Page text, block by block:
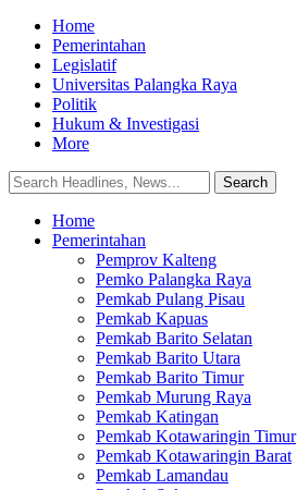
Home
Pemerintahan
Legislatif
Universitas Palangka Raya
Politik
Hukum & Investigasi
More
Home
Pemerintahan
Pemprov Kalteng
Pemko Palangka Raya
Pemkab Pulang Pisau
Pemkab Kapuas
Pemkab Barito Selatan
Pemkab Barito Utara
Pemkab Barito Timur
Pemkab Murung Raya
Pemkab Katingan
Pemkab Kotawaringin Timur
Pemkab Kotawaringin Barat
Pemkab Lamandau